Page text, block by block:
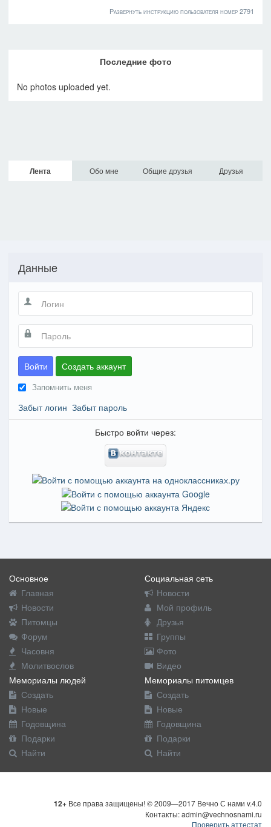
Развернуть инструкцию пользователя номер 2791
Последние фото
No photos uploaded yet.
Лента Обо мне Общие друзья Друзья
Данные
Войти Создать аккаунт
Запомнить меня
Забыт логин Забыт пароль
Быстро войти через:
Основное
Главная
Новости
Питомцы
Форум
Часовня
Молитвослов
Социальная сеть
Новости
Мой профиль
Друзья
Группы
Фото
Видео
Мемориалы людей
Создать
Новые
Годовщина
Подарки
Найти
Мемориалы питомцев
Создать
Новые
Годовщина
Подарки
Найти
12+ Все права защищены! © 2009—2017 Вечно С нами v.4.0
Контакты: admin@vechnosnami.ru
Проверить аттестат